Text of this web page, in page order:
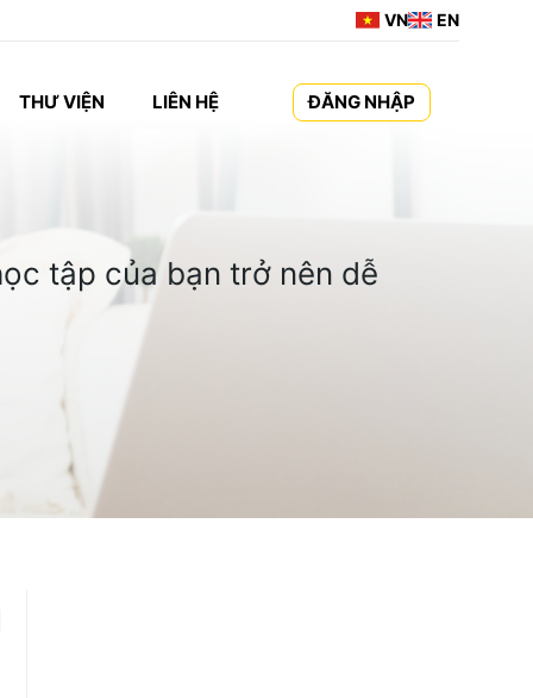
VN EN
THƯ VIỆN LIÊN HỆ ĐĂNG NHẬP
tập của bạn trở nên dễ